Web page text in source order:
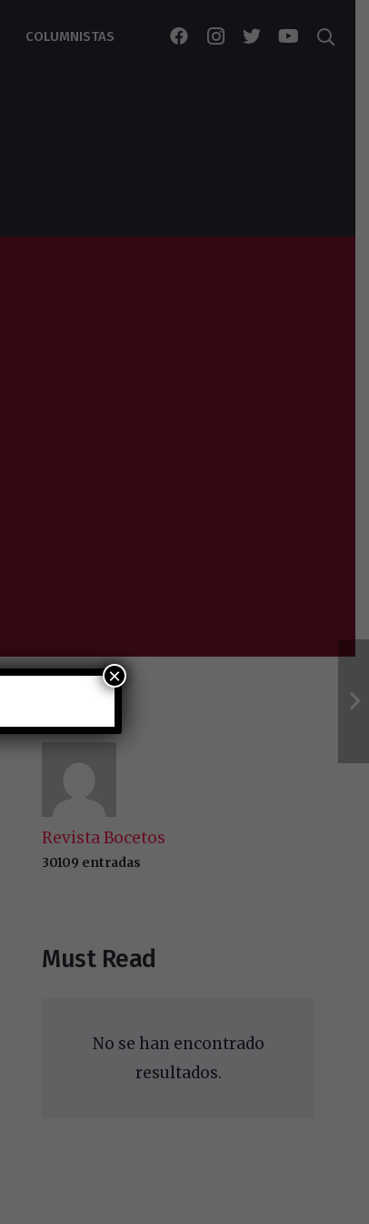
COLUMNISTAS
Author
Revista Bocetos
30109 entradas
Must Read
No se han encontrado
resultados.
×